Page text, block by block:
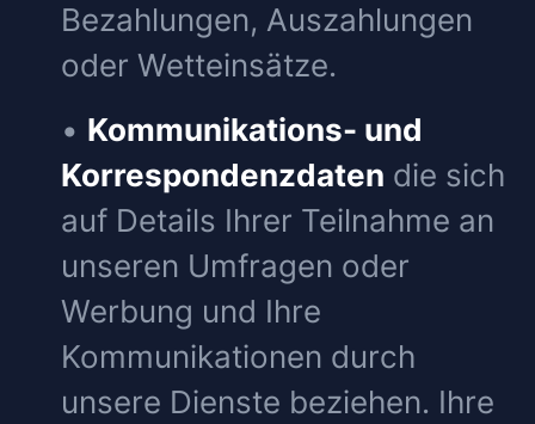
Bezahlungen, Auszahlungen
oder Wetteinsätze.
• Kommunikations- und
Korrespondenzdaten die sich
auf Details Ihrer Teilnahme an
unseren Umfragen oder
Werbung und Ihre
Kommunikationen durch
unsere Dienste beziehen. Ihre